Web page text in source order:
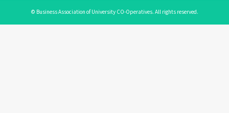
© Business Association of University CO-Operatives. All rights reserved.